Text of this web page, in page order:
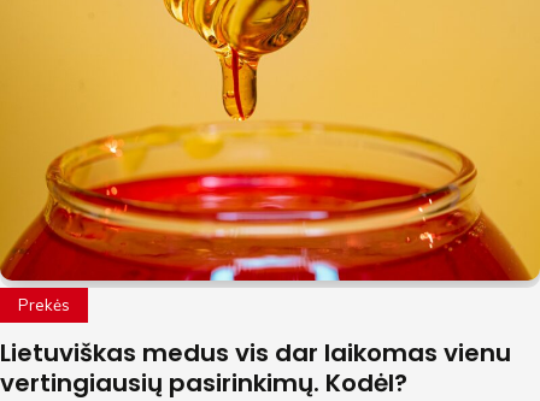
Prekės
Lietuviškas medus vis dar laikomas vienu
vertingiausių pasirinkimų. Kodėl?